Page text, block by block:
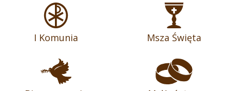
I Komunia Msza Święta